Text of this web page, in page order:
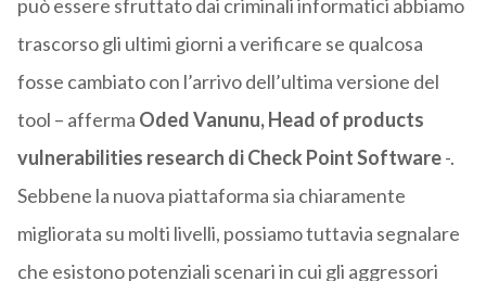
può essere sfruttato dai criminali informatici abbiamo
trascorso gli ultimi giorni a verificare se qualcosa
fosse cambiato con l’arrivo dell’ultima versione del
tool – afferma Oded Vanunu, Head of products
vulnerabilities research di Check Point Software-.
Sebbene la nuova piattaforma sia chiaramente
migliorata su molti livelli, possiamo tuttavia segnalare
che esistono potenziali scenari in cui gli aggressori